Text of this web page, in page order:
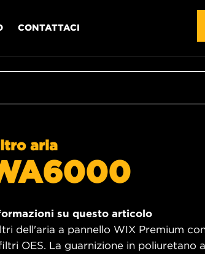
CONTATTACI
aria
su questo articolo
dell'aria a pannello WIX Premium
OES. La guarnizione in poliuretano